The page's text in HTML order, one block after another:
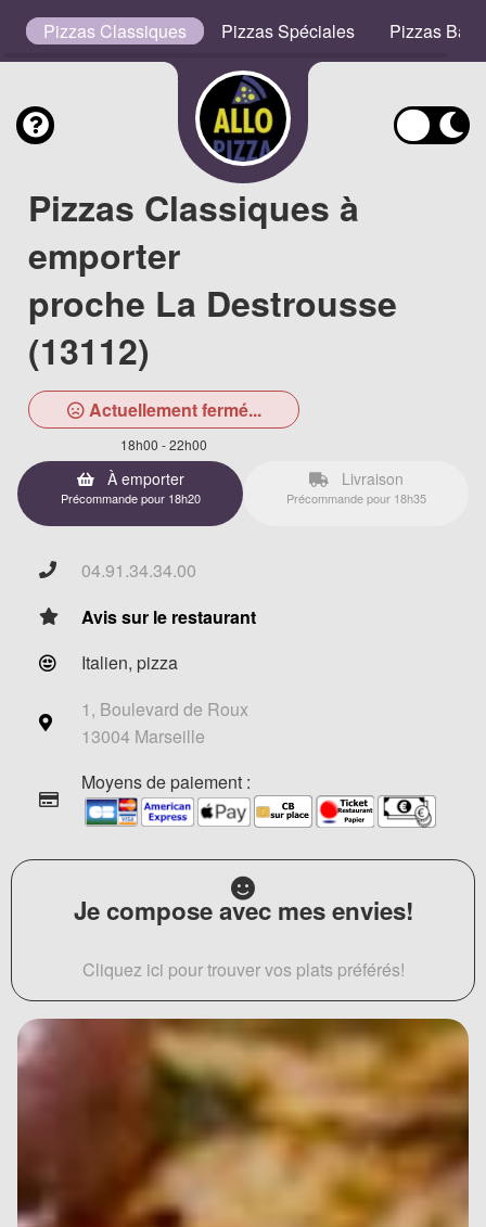
Pizzas Classiques Pizzas Spéciales Pizzas
Pizzas Classiques à
emporter
proche La Destrousse
(13112)
Actuellement fermé...
18h00 - 22h00
À emporter
Précommande pour 18h20
Livraison
Précommande pour 18h35
04.91.34.34.00
Avis sur le restaurant
Italien, pizza
1, Boulevard de Roux
13004 Marseille
Moyens de paiement :
Je compose avec mes envies!
Cliquez ici pour trouver vos plats préférés!